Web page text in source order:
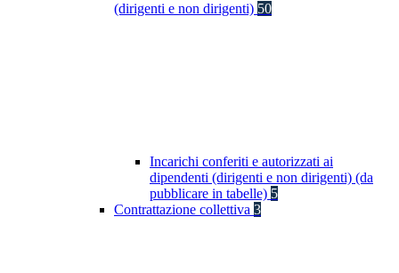
(dirigenti e non dirigenti) 50
Incarichi conferiti e autorizzati ai
dipendenti (dirigenti e non dirigenti) (da
pubblicare in tabelle) 5
Contrattazione collettiva 3